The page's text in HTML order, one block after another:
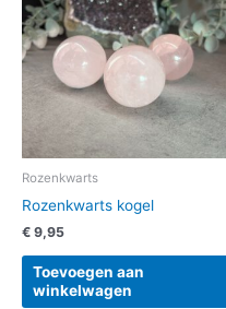
Rozenkwarts
Rozenkwarts kogel
€ 9,95
Toevoegen aan
winkelwagen